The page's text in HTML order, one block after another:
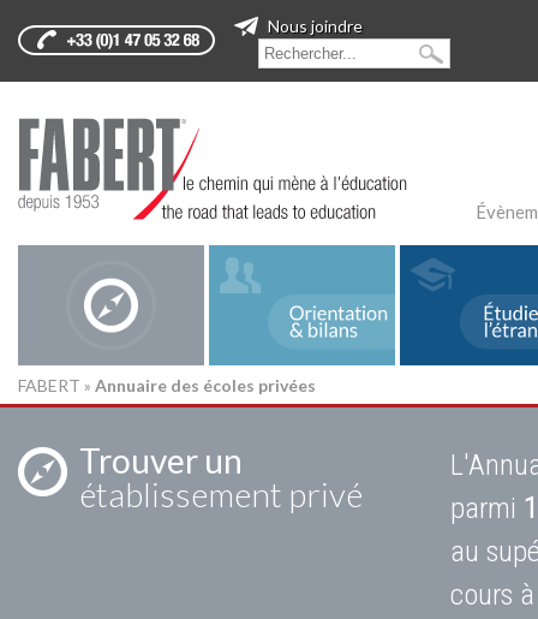
Nous joindre
FABERT » Annuaire des écoles privées
Trouver un
établissement privé
parmi
au
cours